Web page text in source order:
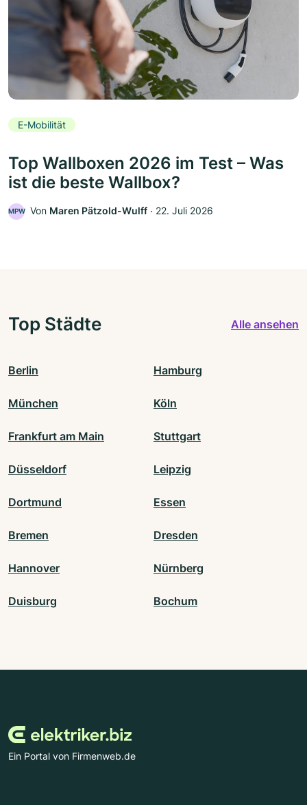
E-Mobilität
Top Wallboxen 2026 im Test – Was
ist die beste Wallbox?
MPW Von Maren Pätzold-Wulff ‧ 22. Juli 2026
Top Städte Alle ansehen
Berlin Hamburg
München Köln
Frankfurt am Main Stuttgart
Düsseldorf Leipzig
Dortmund Essen
Bremen Dresden
Hannover Nürnberg
Duisburg Bochum
Ein Portal von Firmenweb.de